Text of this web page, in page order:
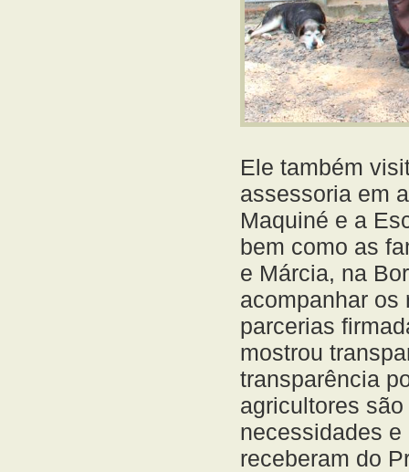
Ele também
assessoria em
Maquiné e a
bem como as
e Márcia, na
acompanhar os
parcerias
mostrou
transparência
agricultores
necessidades
receberam do